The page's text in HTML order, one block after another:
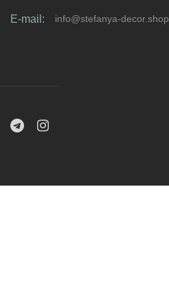
E-mail: info@stefanya-decor.shop